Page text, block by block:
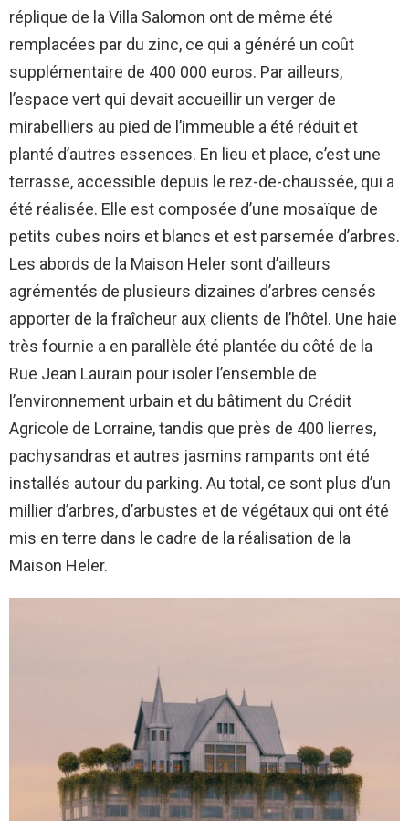
réplique de la Villa Salomon ont de même été
remplacées par du zinc, ce qui a généré un coût
supplémentaire de 400 000 euros. Par ailleurs,
l’espace vert qui devait accueillir un verger de
mirabelliers au pied de l’immeuble a été réduit et
planté d’autres essences. En lieu et place, c’est une
terrasse, accessible depuis le rez-de-chaussée, qui a
été réalisée. Elle est composée d’une mosaïque de
petits cubes noirs et blancs et est parsemée d’arbres.
Les abords de la Maison Heler sont d’ailleurs
agrémentés de plusieurs dizaines d’arbres censés
apporter de la fraîcheur aux clients de l’hôtel. Une haie
très fournie a en parallèle été plantée du côté de la
Rue Jean Laurain pour isoler l’ensemble de
l’environnement urbain et du bâtiment du Crédit
Agricole de Lorraine, tandis que près de 400 lierres,
pachysandras et autres jasmins rampants ont été
installés autour du parking. Au total, ce sont plus d’un
millier d’arbres, d’arbustes et de végétaux qui ont été
mis en terre dans le cadre de la réalisation de la
Maison Heler.